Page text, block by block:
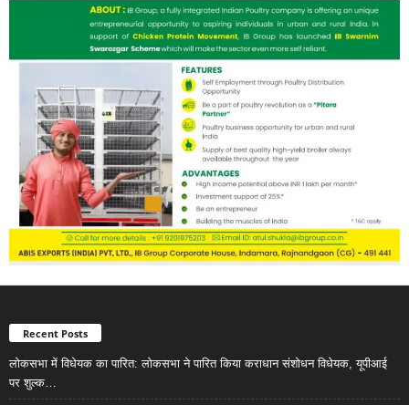
Recent Posts
लोकसभा में विधेयक का पारित: लोकसभा ने पारित किया कराधान संशोधन विधेयक, यूपीआई
पर शुल्क…